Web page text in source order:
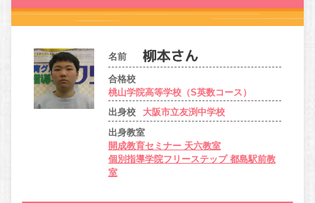
名前
合格校
桃山学院高等学校（S英数コース）
出身校
大阪市立友渕中学校
出身教室
開成教育セミナー 天六教室
個別指導学院フリーステップ 都島駅前教
室